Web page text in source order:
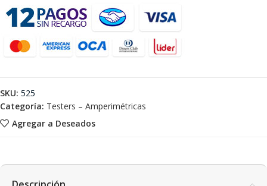
Agregar a Deseados
SKU: 525
Categoría: Testers – Amperimétricas